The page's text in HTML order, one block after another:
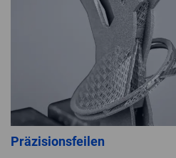
Präzisionsfeilen